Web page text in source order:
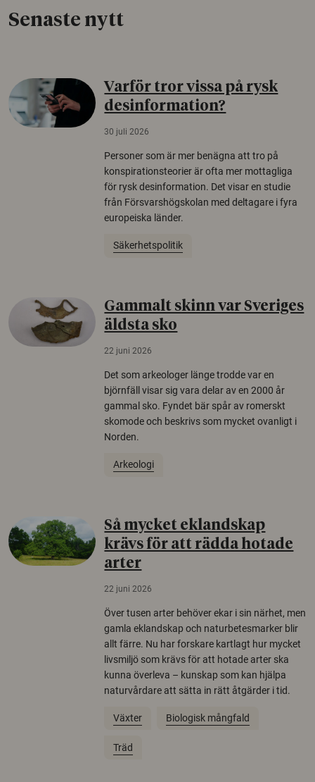
Senaste nytt
Varför tror vissa på rysk
desinformation?
30 juli 2026
Personer som är mer benägna att tro på
konspirationsteorier är ofta mer mottagliga
för rysk desinformation. Det visar en studie
från Försvarshögskolan med deltagare i fyra
europeiska länder.
Säkerhetspolitik
Gammalt skinn var Sveriges
äldsta sko
22 juni 2026
Det som arkeologer länge trodde var en
björnfäll visar sig vara delar av en 2000 år
gammal sko. Fyndet bär spår av romerskt
skomode och beskrivs som mycket ovanligt i
Norden.
Arkeologi
Så mycket eklandskap
krävs för att rädda hotade
arter
22 juni 2026
Över tusen arter behöver ekar i sin närhet, men
gamla eklandskap och naturbetesmarker blir
allt färre. Nu har forskare kartlagt hur mycket
livsmiljö som krävs för att hotade arter ska
kunna överleva – kunskap som kan hjälpa
naturvårdare att sätta in rätt åtgärder i tid.
Växter Biologisk mångfald
Träd